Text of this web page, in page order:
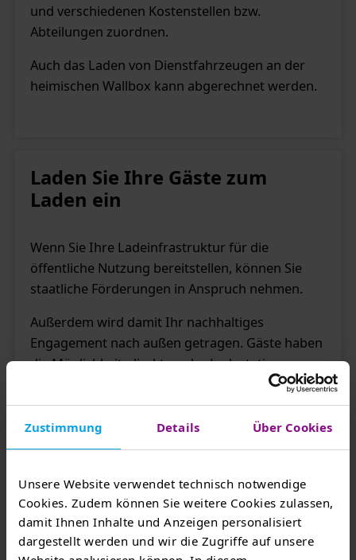
Zustimmung Details Über Cookies
Unsere Website verwendet technisch notwendige
Cookies. Zudem können Sie weitere Cookies zulassen,
damit Ihnen Inhalte und Anzeigen personalisiert
dargestellt werden und wir die Zugriffe auf unsere
und verschiedenen Kostenstellen bzw.
Abteilungen zuordnen.
Auch das Laden von Dienstfahrzeugen an der
heimischen Wallbox kann abgerechnet werden.
Laden Sie Ihre Gäste zum
Laden ein
Wenn Sie Ihre Ladeinfrastruktur für die
öffentliche Nutzung bereitstellen, können Sie
staatliche Förderungen in Anspruch nehmen.
Außerdem wird damit Ihr nachhaltiges
Engagement nach außen getragen. Gäste haben
die Möglichkeit, direkt an der Ladestation zu
Kontakt